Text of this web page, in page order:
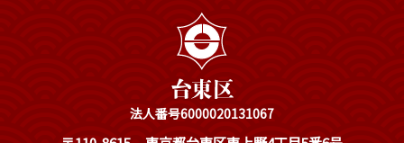
法人番号6000020131067